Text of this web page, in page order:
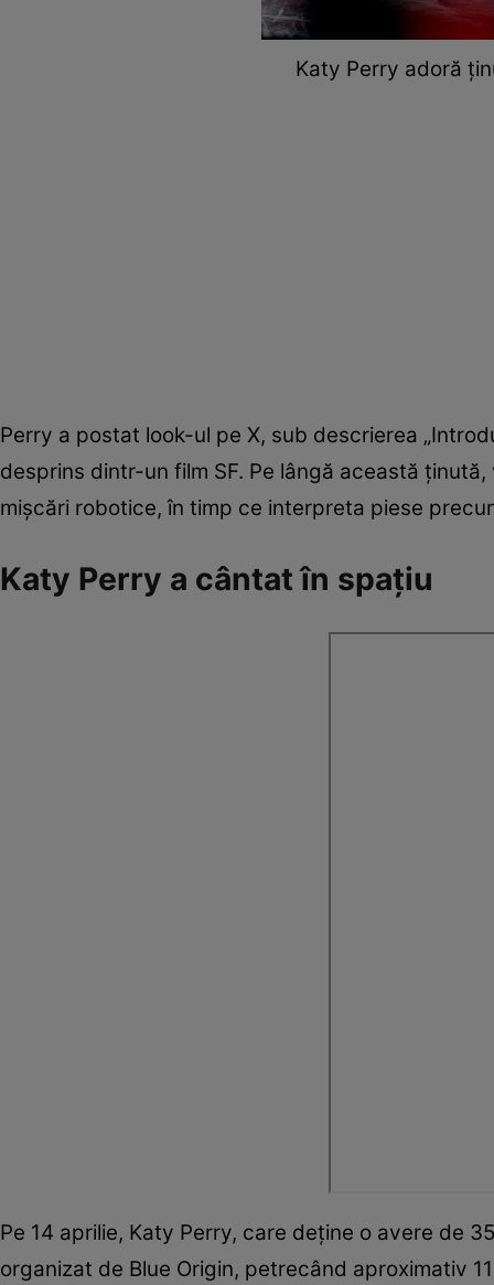
Katy Perry adoră
Perry a postat look-ul pe X, sub descrierea
desprins dintr-un film SF. Pe lângă această
mișcări robotice, în timp ce interpreta piese
Katy Perry a cântat în spațiu
Pe 14 aprilie, Katy Perry, care deține o avere de
organizat de Blue Origin, petrecând aproximativ